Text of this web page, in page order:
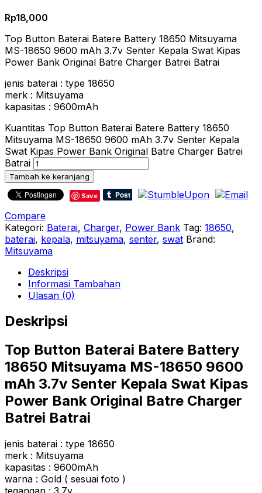
Rp18,000
Top Button Baterai Batere Battery 18650 Mitsuyama
MS-18650 9600 mAh 3.7v Senter Kepala Swat Kipas
Power Bank Original Batre Charger Batrei Batrai
jenis baterai : type 18650
merk : Mitsuyama
kapasitas : 9600mAh
Kuantitas Top Button Baterai Batere Battery 18650
Mitsuyama MS-18650 9600 mAh 3.7v Senter Kepala
Swat Kipas Power Bank Original Batre Charger Batrei
Batrai
Tambah ke keranjang
Save
Compare
Kategori: Baterai, Charger, Power Bank Tag: 18650,
baterai, kepala, mitsuyama, senter, swat Brand:
Mitsuyama
Deskripsi
Informasi Tambahan
Ulasan (0)
Deskripsi
Top Button Baterai Batere Battery
18650 Mitsuyama MS-18650 9600
mAh 3.7v Senter Kepala Swat Kipas
Power Bank Original Batre Charger
Batrei Batrai
jenis baterai : type 18650
merk : Mitsuyama
kapasitas : 9600mAh
warna : Gold ( sesuai foto )